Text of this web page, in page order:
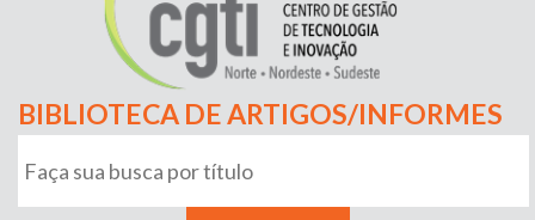
BIBLIOTECA DE ARTIGOS/INFORMES